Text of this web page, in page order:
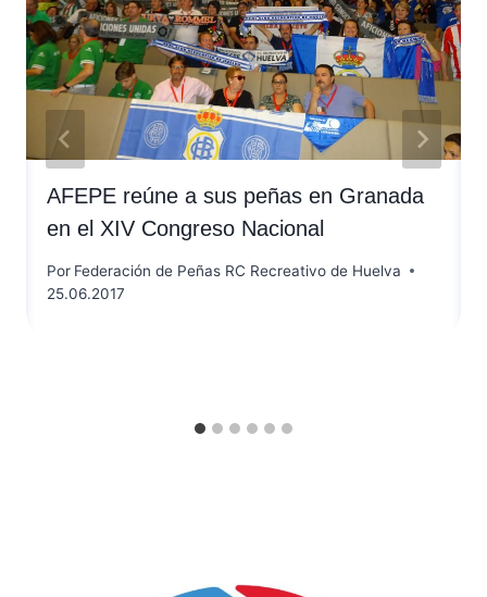
AFEPE reúne a sus peñas en Granada
en el XIV Congreso Nacional
Por Federación de Peñas RC Recreativo de Huelva
25.06.2017